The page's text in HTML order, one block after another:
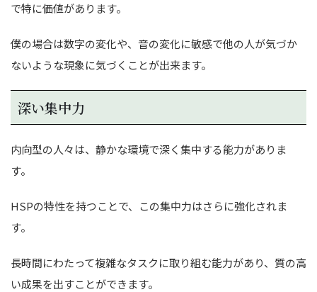
で特に価値があります。
僕の場合は数字の変化や、音の変化に敏感で他の人が気づか
ないような現象に気づくことが出来ます。
深い集中力
内向型の人々は、静かな環境で深く集中する能力がありま
す。
HSPの特性を持つことで、この集中力はさらに強化されま
す。
長時間にわたって複雑なタスクに取り組む能力があり、質の高
い成果を出すことができます。